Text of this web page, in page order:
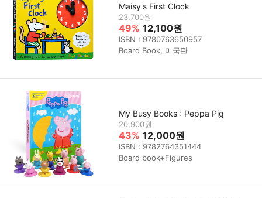
Maisy's First Clock
23,700원
49% 12,100원
ISBN : 9780763650957
Board Book, 미국판
My Busy Books : Peppa Pig
20,900원
43% 12,000원
ISBN : 9782764351444
Board book+Figures